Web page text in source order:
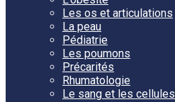
Les os et articulations
La peau
Pédiatrie
Les poumons
Précarités
Rhumatologie
Le sang et les cellules